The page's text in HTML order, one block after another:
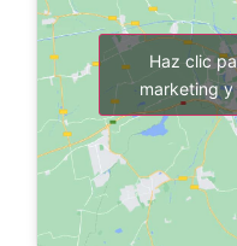
Haz clic
marketing